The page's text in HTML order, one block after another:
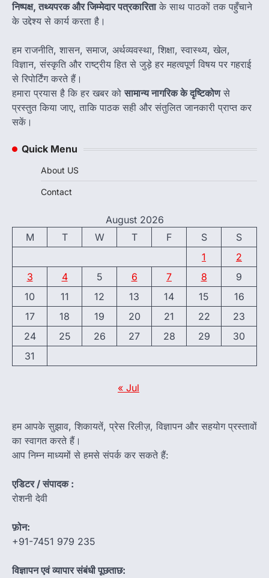
निष्पक्ष, तथ्यपरक और जिम्मेदार पत्रकारिताके साथ पाठकों तक पहुँचाने
के उद्देश्य से कार्य करता है।
हम राजनीति, शासन, समाज, अर्थव्यवस्था, शिक्षा, स्वास्थ्य, खेल,
विज्ञान, संस्कृति और राष्ट्रीय हित से जुड़े हर महत्वपूर्ण विषय पर गहराई
से रिपोर्टिंग करते हैं।
हमारा प्रयास है कि हर खबर कोसामान्य नागरिक के दृष्टिकोणसे
प्रस्तुत किया जाए, ताकि पाठक सही और संतुलित जानकारी प्राप्त कर
सकें।
Quick Menu
About US
Contact
August 2026
M
T W T F S
S
1
2
3
4 5 6 7 8
9
10
11 12 13 14 15
16
17
18 19 20 21 22
23
24
25 26 27 28 29
30
31
« Jul
हम आपके सुझाव, शिकायतें, प्रेस रिलीज़, विज्ञापन और सहयोग प्रस्तावों
का स्वागत करते हैं।
आप निम्न माध्यमों से हमसे संपर्क कर सकते हैं:
एडिटर / संपादक :
रोशनी देवी
फ़ोन:
+91-7451 979 235
विज्ञापन एवं व्यापार संबंधी पूछताछ: